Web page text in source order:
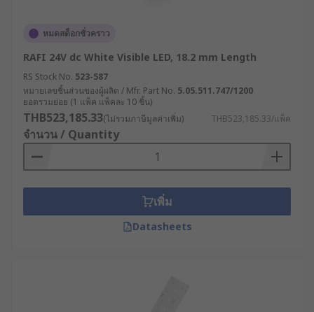
หมดสต็อกชั่วคราว
RAFI 24V dc White Visible LED, 18.2 mm Length
RS Stock No. 523-587
หมายเลขชิ้นส่วนของผู้ผลิต / Mfr. Part No. 5.05.511.747/1200
ยอดรวมย่อย (1 แพ็ค แพ็คละ 10 ชิ้น)
THB523,185.33(ไม่รวมภาษีมูลค่าเพิ่ม) THB523,185.33/แพ็ค
จำนวน / Quantity
เพิ่ม
Datasheets